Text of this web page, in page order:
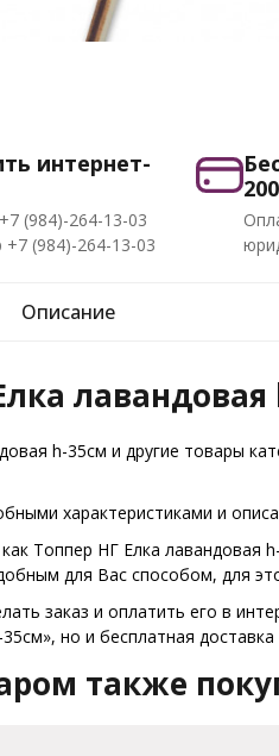
интернет-
(984)-264-13-03
+7 (984)-264-13-03
Описание
h-35см и другие товары
характеристиками и
Топпер НГ Елка лавандовая
для Вас способом, для
заказ и оплатить его в
но и бесплатная
также